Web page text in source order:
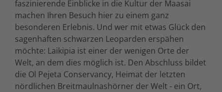
faszinierende Einblicke in die Kultur der Maasai
machen Ihren Besuch hier zu einem ganz
besonderen Erlebnis. Und wer mit etwas Glück den
sagenhaften schwarzen Leoparden erspähen
möchte: Laikipia ist einer der wenigen Orte der
Welt, an dem dies möglich ist. Den Abschluss bildet
die Ol Pejeta Conservancy, Heimat der letzten
nördlichen Breitmaulnashörner der Welt - ein Ort,